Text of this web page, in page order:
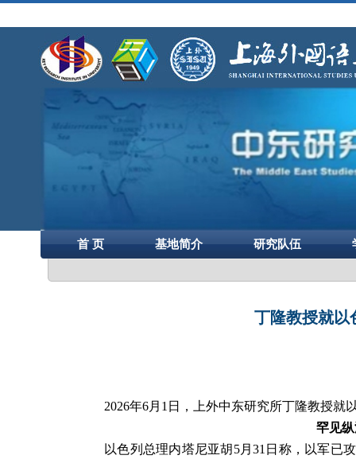
首 页 基地简介 研究队伍
丁隆教授就以
2026年6月 1 日，上外中东研究所丁隆教授就
罕见
以色列总理内塔尼亚胡 5月31 日称，以军已